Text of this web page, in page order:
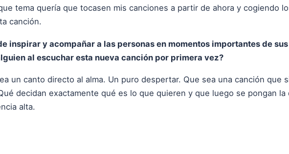
tema quería que tocasen mis canciones a partir de ahora y cogiendo
canción.
inspirar y acompañar a las personas en momentos importantes de
al escuchar esta nueva canción por primera vez?
un canto directo al alma. Un puro despertar. Que sea una canción que
decidan exactamente qué es lo que quieren y que luego se pongan la
alta.